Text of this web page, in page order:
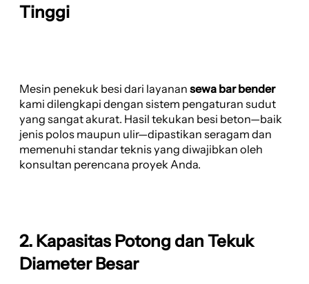
Tinggi
Mesin penekuk besi dari layanan sewa bar bender
kami dilengkapi dengan sistem pengaturan sudut
yang sangat akurat. Hasil tekukan besi beton—baik
jenis polos maupun ulir—dipastikan seragam dan
memenuhi standar teknis yang diwajibkan oleh
konsultan perencana proyek Anda.
2. Kapasitas Potong dan Tekuk
Diameter Besar